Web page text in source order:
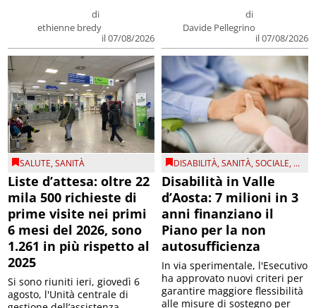
di
ethienne bredy
il 07/08/2026
di
Davide Pellegrino
il 07/08/2026
SALUTE,SANITÀ
Liste d’attesa: oltre 22
mila 500 richieste di
prime visite nei primi
6 mesi del 2026, sono
1.261 in più rispetto al
2025
Si sono riuniti ieri, giovedì 6
agosto, l'Unità centrale di
DISABILITÀ,SANITÀ,SOCIALE, ...
Disabilità in Valle
d’Aosta: 7 milioni in 3
anni finanziano il
Piano per la non
autosufficienza
In via sperimentale, l'Esecutivo
ha approvato nuovi criteri per
garantire maggiore flessibilità
alle misure di sostegno per